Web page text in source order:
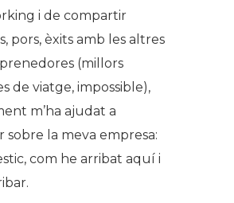
i de compartir
pors, èxits amb les altres
(millors
de viatge, impossible),
m’ha ajudat a
sobre la meva empresa:
com he arribat aquí i